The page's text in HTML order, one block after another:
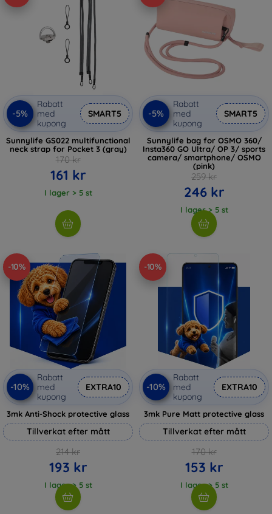
-5%
Rabatt
med
kupong
SMART5
Sunnylife GS022 multifunctional
neck strap for Pocket 3 (gray)
170 kr
161 kr
I lager > 5 st
-5%
Rabatt
med
kupong
SMART5
Sunnylife bag for OSMO 360/
Insta360 GO Ultra/ OP 3/ sports
camera/ smartphone/ OSMO
(pink)
259 kr
246 kr
I lager > 5 st
-10%
-10%
Rabatt
med
kupong
EXTRA10
3mk Anti-Shock protective glass
Tillverkat efter mått
214 kr
193 kr
I lager > 5 st
-10%
-10%
Rabatt
med
kupong
EXTRA10
3mk Pure Matt protective glass
Tillverkat efter mått
170 kr
153 kr
I lager > 5 st